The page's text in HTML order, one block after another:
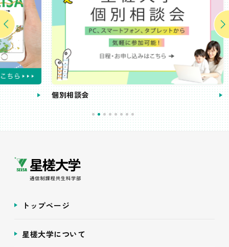
個別相談会 受講
トップページ
星槎大学について